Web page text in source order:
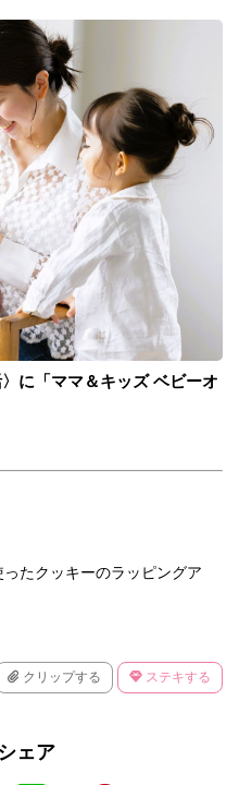
に「ママ＆キッズ ベビーオ
たクッキーのラッピングア
クリップする ステキする
ェア